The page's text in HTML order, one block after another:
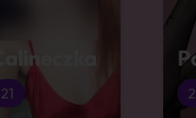
Calineczka
21